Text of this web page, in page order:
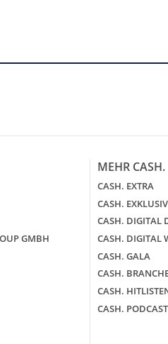
GMBH
MEHR CASH.
CASH. EXTRA
CASH. EXKLUSIV
CASH. DIGITAL
CASH. DIGITAL
CASH. GALA
CASH.
CASH.
CASH.